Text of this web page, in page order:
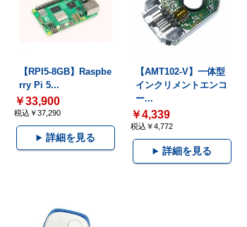
【RPI5-8GB】Raspbe
rry Pi 5...
￥33,900
税込￥37,290
詳細を見る
【AMT102-V】一体型
インクリメントエンコ
ー...
￥4,339
税込￥4,772
詳細を見る